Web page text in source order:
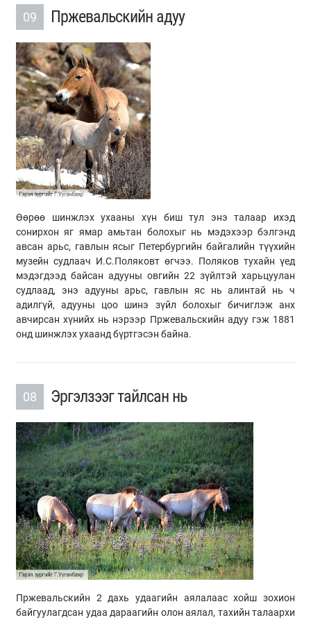
09 Пржевальскийн адуу
Өөрөө шинжлэх ухааны хүн биш тул энэ талаар ихэд
сонирхон яг ямар амьтан болохыг нь мэдэхээр бэлгэнд
авсан арьс, гавлын ясыг Петербургийн байгалийн түүхийн
музейн судлаач И.С.Поляковт өгчээ. Поляков тухайн үед
мэдэгдээд байсан адууны овгийн 22 зүйлтэй харьцуулан
судлаад, энэ адууны арьс, гавлын яс нь алинтай нь ч
адилгүй, адууны цоо шинэ зүйл болохыг бичиглэж анх
авчирсан хүнийх нь нэрээр Пржевальскийн адуу гэж 1881
онд шинжлэх ухаанд бүртгэсэн байна.
08 Эргэлзээг тайлсан нь
Пржевальскийн 2 дахь удаагийн аялалаас хойш зохион
байгуулагдсан удаа дараагийн олон аялал, тахийн талаархи